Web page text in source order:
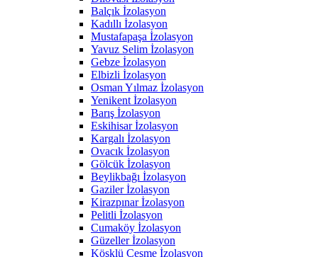
Balçık İzolasyon
Kadıllı İzolasyon
Mustafapaşa İzolasyon
Yavuz Selim İzolasyon
Gebze İzolasyon
Elbizli İzolasyon
Osman Yılmaz İzolasyon
Yenikent İzolasyon
Barış İzolasyon
Eskihisar İzolasyon
Kargalı İzolasyon
Ovacık İzolasyon
Gölcük İzolasyon
Beylikbağı İzolasyon
Gaziler İzolasyon
Kirazpınar İzolasyon
Pelitli İzolasyon
Cumaköy İzolasyon
Güzeller İzolasyon
Köşklü Çeşme İzolasyon